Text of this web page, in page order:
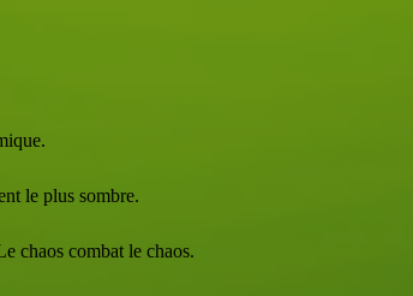
le plus sombre.
chaos combat le chaos.